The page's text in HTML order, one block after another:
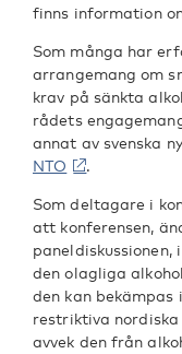
finns information
Som många har
arrangemang om
krav på sänkta
rådets
annat av svenska
NTO
.
Som deltagare i
att konferensen,
den olagliga
den kan bekämpas
restriktiva
avvek den från